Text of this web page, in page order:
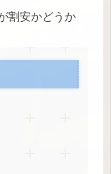
割安かどうか